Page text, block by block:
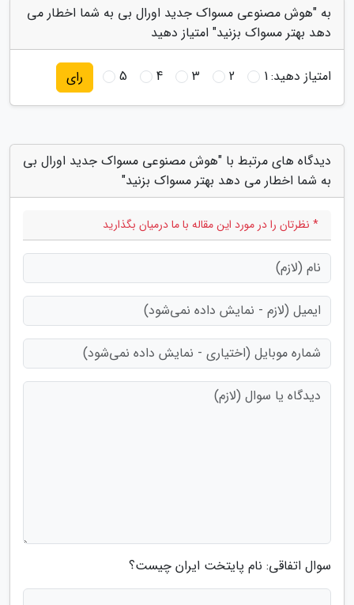
به "هوش مصنوعی مسواک جدید اورال بی به شما اخطار می
دهد بهتر مسواک بزنید" امتیاز دهید
امتیاز دهید:1
2
3
4
5 رای
دیدگاه های مرتبط با "هوش مصنوعی مسواک جدید اورال بی
به شما اخطار می دهد بهتر مسواک بزنید"
* نظرتان را در مورد این مقاله با ما درمیان بگذارید
سوال اتفاقی: نام پایتخت ایران چیست؟